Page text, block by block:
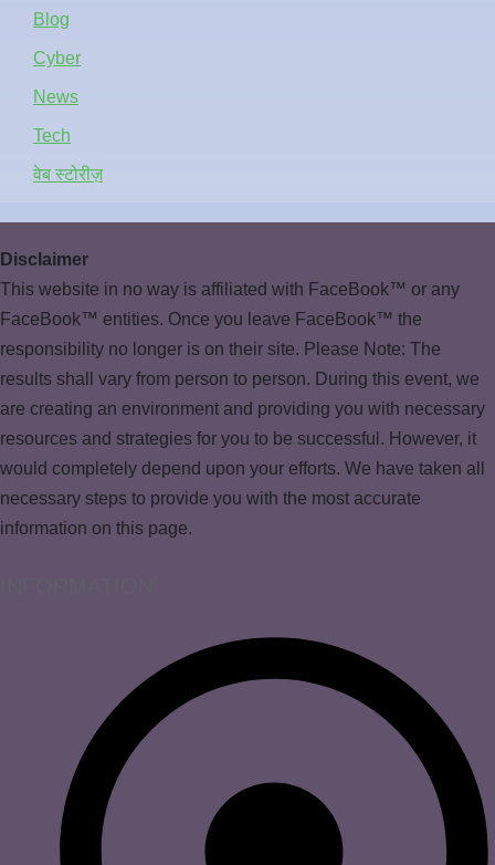
Blog
Cyber
News
Tech
वेब स्टोरीज़
Disclaimer
This website in no way is affiliated with FaceBook™ or any
FaceBook™ entities. Once you leave FaceBook™ the
responsibility no longer is on their site. Please Note: The
results shall vary from person to person. During this event, we
are creating an environment and providing you with necessary
resources and strategies for you to be successful. However, it
would completely depend upon your efforts. We have taken all
necessary steps to provide you with the most accurate
information on this page.